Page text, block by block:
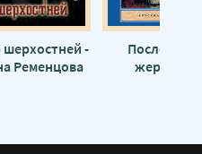
-
Ременцова
Последняя
жертва -